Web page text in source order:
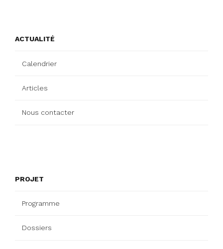
ACTUALITÉ
Calendrier
Articles
Nous contacter
PROJET
Programme
Dossiers